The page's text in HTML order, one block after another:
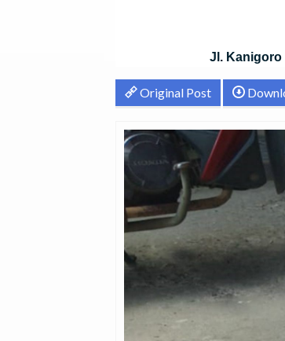
Jl. Kanigoro
Original Post